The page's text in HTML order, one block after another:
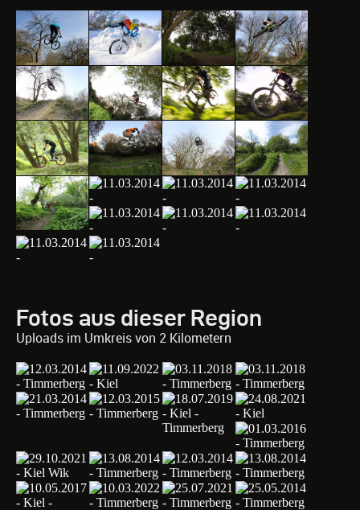
Fotos aus dieser Region
Uploads im Umkreis von 2 Kilometern